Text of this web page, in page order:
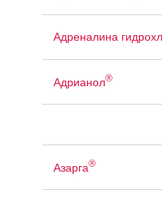
Адреналина
Адрианол®
Азарга®